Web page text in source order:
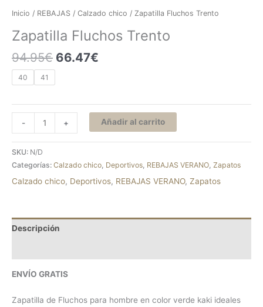
Inicio / REBAJAS / Calzado chico / Zapatilla Fluchos Trento
Zapatilla Fluchos Trento
94.95€ 66.47€
40 41
- + Añadir al carrito
SKU: N/D
Categorías: Calzado chico, Deportivos, REBAJAS VERANO, Zapatos
Calzado chico, Deportivos, REBAJAS VERANO, Zapatos
Descripción
ENVÍO GRATIS
Zapatilla de Fluchos para hombre en color verde kaki ideales